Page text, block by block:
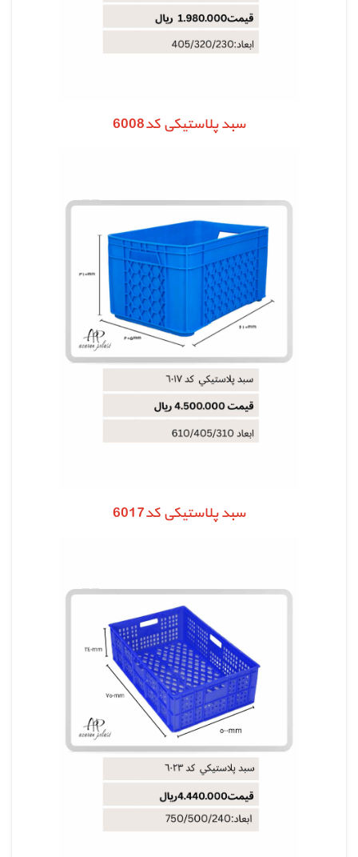
سبد پلاستیکی کد6008
سبد پلاستیکی کد6017